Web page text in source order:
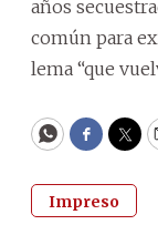
años
común para
lema “que
WhatsApp
Impreso